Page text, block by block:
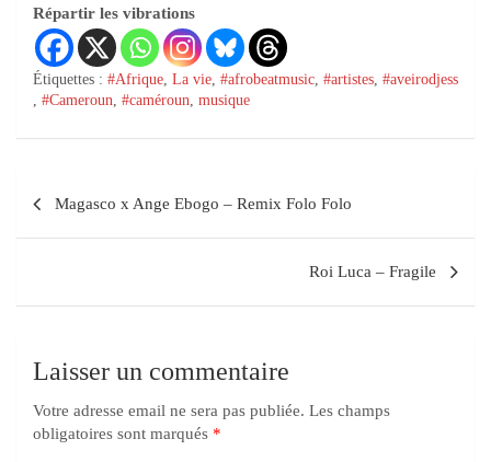
Répartir les vibrations
Étiquettes : #Afrique, La vie, #afrobeatmusic, #artistes, #aveirodjess
, #Cameroun, #caméroun, musique
Magasco x Ange Ebogo – Remix Folo Folo
Roi Luca – Fragile
Laisser un commentaire
Votre adresse email ne sera pas publiée. Les champs
obligatoires sont marqués *